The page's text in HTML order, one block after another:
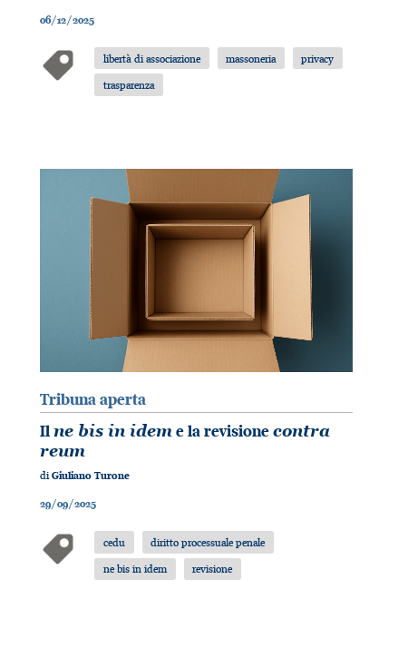
06/12/2025
libertà di associazione massoneria
privacy
trasparenza
Tribuna aperta
Ilne bis in idem e la revisionecontra
reum
diGiuliano Turone
29/09/2025
cedu
diritto processuale penale
ne bis in idem
revisione